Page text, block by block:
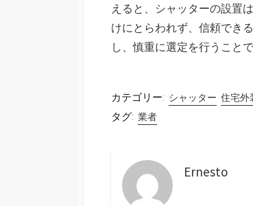
えると、シャッターの設置
けにとらわれず、信頼でき
し、慎重に選定を行うこと
カテゴリー: シャッター 住宅外
タグ: 業者
Ernesto